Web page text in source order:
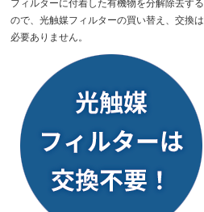
フィルターに付着した有機物を分解除去する
ので、光触媒フィルターの買い替え、交換は
必要ありません。